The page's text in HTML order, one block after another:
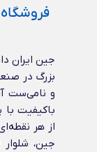
فروشگاه
جین ایران
بزرگ در
و نامی‌ست
باکیفیت با
از هر
جین،